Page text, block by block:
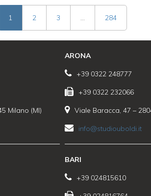
1 2 3 … 284
Milano (MI)
ARONA
+39 0322 248777
+39 0322 232066
Viale Baracca, 47 –
info@studiouboldi.it
BARI
+39 024815610